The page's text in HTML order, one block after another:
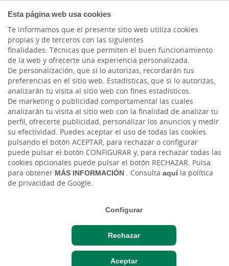
Esta página web usa cookies
Te informamos que el presente sitio web utiliza cookies
propias y de terceros con las siguientes
finalidades: Técnicas que permiten el buen funcionamiento
de la web y ofrecerte una experiencia personalizada.
De personalización, que si lo autorizas, recordarán tus
preferencias en el sitio web. Estadísticas, que si lo autorizas,
analizarán tu visita al sitio web con fines estadísticos.
De marketing o publicidad comportamental las cuales
analizarán tu visita al sitio web con la finalidad de analizar tu
perfil, ofrecerte publicidad, personalizar los anuncios y medir
su efectividad. Puedes aceptar el uso de todas las cookies
pulsando el botón ACEPTAR, para rechazar o configurar
puede pulsar el botón CONFIGURAR y, para rechazar todas las
cookies opcionales puede pulsar el botón RECHAZAR. Pulsa
para obtener MÁS INFORMACIÓN . Consulta aquíla política
de privacidad de Google.
Configurar
Rechazar
Aceptar
CARTERAS
Carteras Fondos Gescooperativo
Modalidad para la gestión discrecional e
individualizada de su cartera